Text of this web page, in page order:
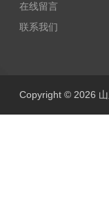
在线留言
联系我们
Copyright © 2026